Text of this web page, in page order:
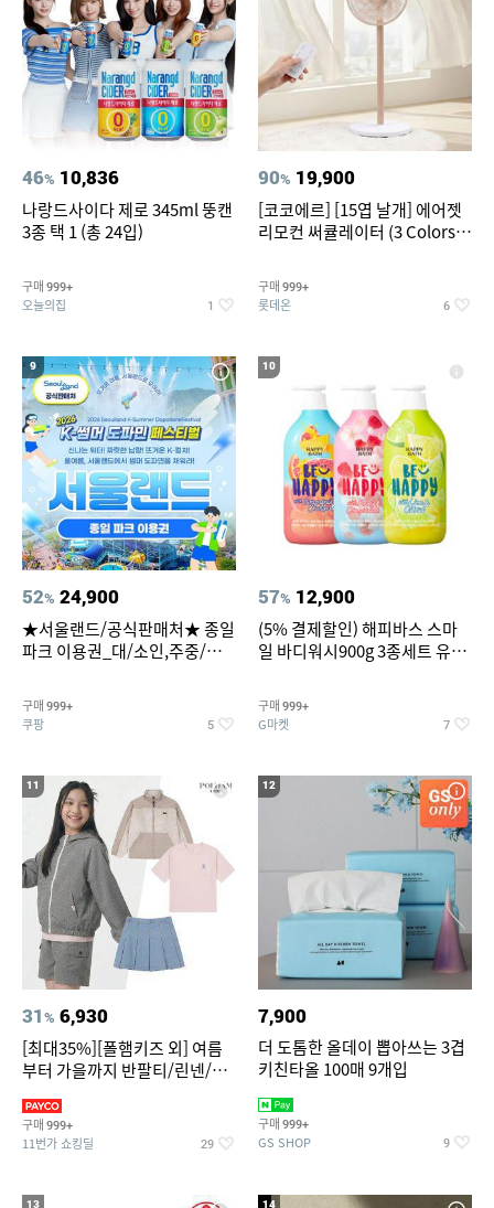
46% 10,836
나랑드사이다 제로 345ml 뚱캔
3종 택 1 (총 24입)
구매 999+
오늘의집 1
90% 19,900
[코코에르] [15엽 날개] 에어젯
리모컨 써큘레이터 (3 Colors
구매 999+
롯데온 6
9
52% 24,900
★서울랜드/공식판매처★ 종일
파크 이용권_대/소인,주중/주
구매 999+
쿠팡 5
10
57% 12,900
(5% 결제할인) 해피바스 스마
일 바디워시900g 3종세트 유
구매 999+
G마켓 7
11
31% 6,930
[최대35%][폴햄키즈 외] 여름
부터 가을까지 반팔티/린넨/맨
구매 999+
11번가 쇼킹딜 29
12
7,900
더 도톰한 올데이 뽑아쓰는 3겹
키친타올 100매 9개입
구매 999+
GS SHOP 9
13 14